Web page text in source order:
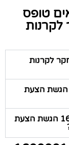
טופס
לקרנות
מחקר לקרנות
מאיפה אני יכול להוריד טופס 1600001 הגשת הצעת
אני קצת מסתבך עם מילוי טופס 1600001 הגשת הצעת